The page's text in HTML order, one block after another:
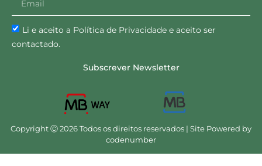
Li e aceito a Política de Privacidade e aceito ser
contactado.
Subscrever Newsletter
Copyright Ⓒ 2026 Todos os direitos reservados | Site Powered by
codenumber